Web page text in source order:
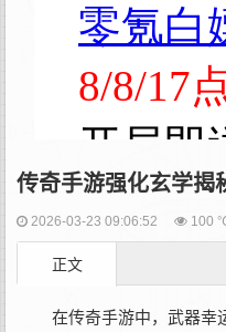
传奇手游强化玄学揭
2026-03-23 09:06:52 100
正文
在传奇手游中，‌武器幸